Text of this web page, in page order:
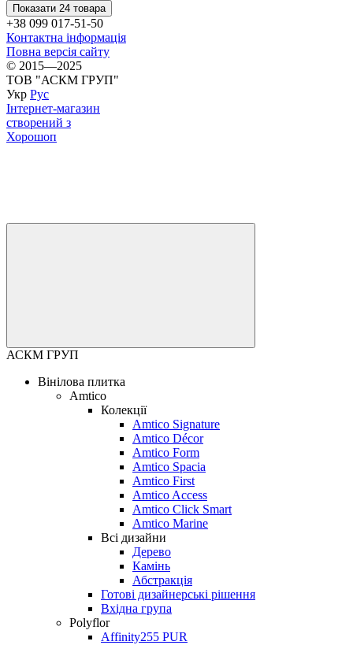
Показати 24 товара
+38 099 017-51-50
Контактна інформація
Повна версія сайту
© 2015—2025
ТОВ "АСКМ ГРУП"
Укр Рус
Інтернет-магазин
створений з
Хорошоп
АСКМ ГРУП
Вінілова плитка
Amtico
Колекції
Amtico Signature
Amtico Décor
Amtico Form
Amtico Spacia
Amtico First
Amtico Access
Amtico Click Smart
Amtico Marine
Всі дизайни
Дерево
Камінь
Абстракція
Готові дизайнерські рішення
Вхідна група
Polyflor
Affinity255 PUR